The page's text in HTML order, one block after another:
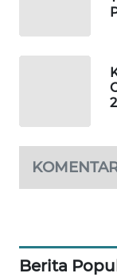
Berita
HUMBANG
ID
CILEUNGSI